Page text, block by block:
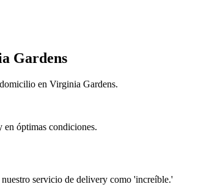
Gardens
en Virginia Gardens.
en óptimas condiciones.
servicio de delivery como 'increíble.'